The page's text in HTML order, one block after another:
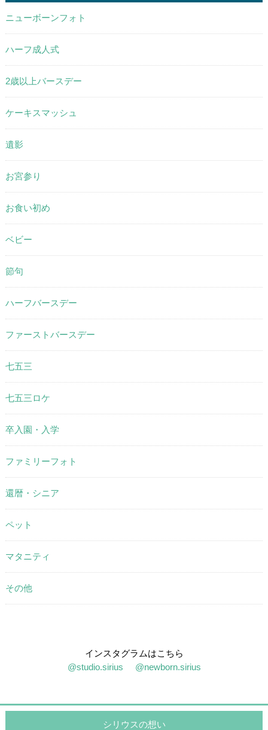
ニューボーンフォト
ハーフ成人式
2歳以上バースデー
ケーキスマッシュ
遺影
お宮参り
お食い初め
ベビー
節句
ハーフバースデー
ファーストバースデー
七五三
七五三ロケ
卒入園・入学
ファミリーフォト
還暦・シニア
ペット
マタニティ
その他
インスタグラムはこちら
@studio.sirius
@newborn.sirius
シリウスの想い